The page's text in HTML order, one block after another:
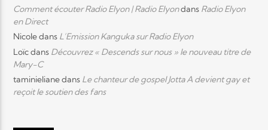
Comment écouter Radio Elyon | Radio Elyondans Radio Elyon
en Direct
Nicoledans L’Emission Kanguka sur Radio Elyon
Loïcdans Découvrez « Descends sur nous » le nouveau titre de
Mary-C
taminielianedans Le chanteur de gospel Jotta A devient gay et
reçoit le soutien des fans